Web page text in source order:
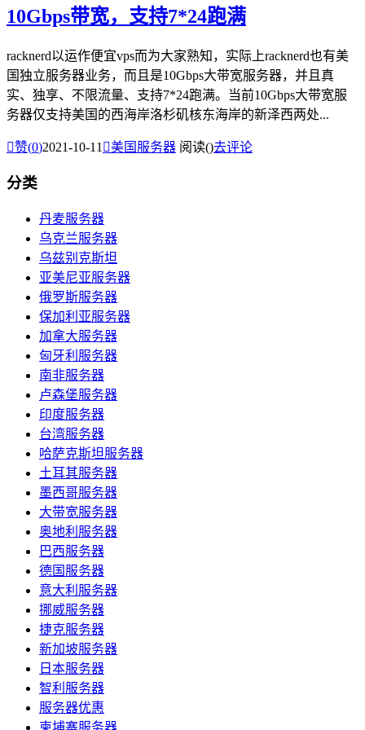
10Gbps带宽，支持7*24跑满
racknerd以运作便宜vps而为大家熟知，实际上racknerd也有美
国独立服务器业务，而且是10Gbps大带宽服务器，并且真
实、独享、不限流量、支持7*24跑满。当前10Gbps大带宽服
务器仅支持美国的西海岸洛杉矶核东海岸的新泽西两处...
赞(0)2021-10-11 美国服务器 阅读()去评论
分类
丹麦服务器
乌克兰服务器
乌兹别克斯坦
亚美尼亚服务器
俄罗斯服务器
保加利亚服务器
加拿大服务器
匈牙利服务器
南非服务器
卢森堡服务器
印度服务器
台湾服务器
哈萨克斯坦服务器
土耳其服务器
墨西哥服务器
大带宽服务器
奥地利服务器
巴西服务器
德国服务器
意大利服务器
挪威服务器
捷克服务器
新加坡服务器
日本服务器
智利服务器
服务器优惠